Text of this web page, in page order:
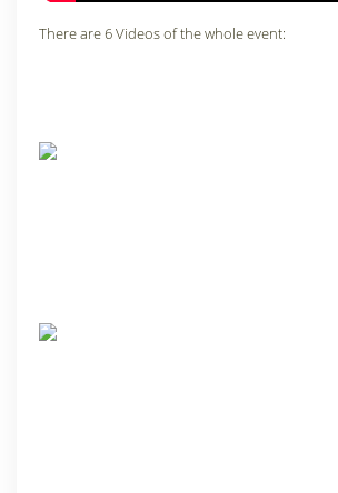
There are 6 Videos of the whole event: